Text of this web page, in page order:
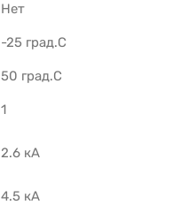
Нет
-25 град.C
50 град.C
1
2.6 кА
4.5 кА